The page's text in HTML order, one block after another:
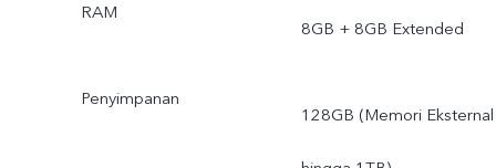
RAM
8GB + 8GB Extended
Penyimpanan
128GB (Memori Eksternal